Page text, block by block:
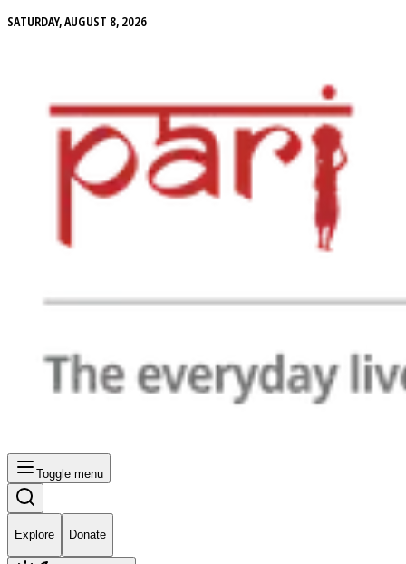
SATURDAY, AUGUST 8, 2026
Toggle menu
Explore Donate